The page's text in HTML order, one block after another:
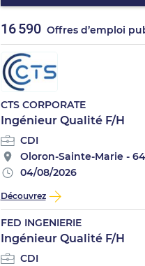
16 590 Offres d’emploi
CTS CORPORATE
Ingénieur Qualité F/H
CDI
Oloron-Sainte-Marie - 64
04/08/2026
Découvrez
FED INGENIERIE
Ingénieur Qualité F/H
CDI